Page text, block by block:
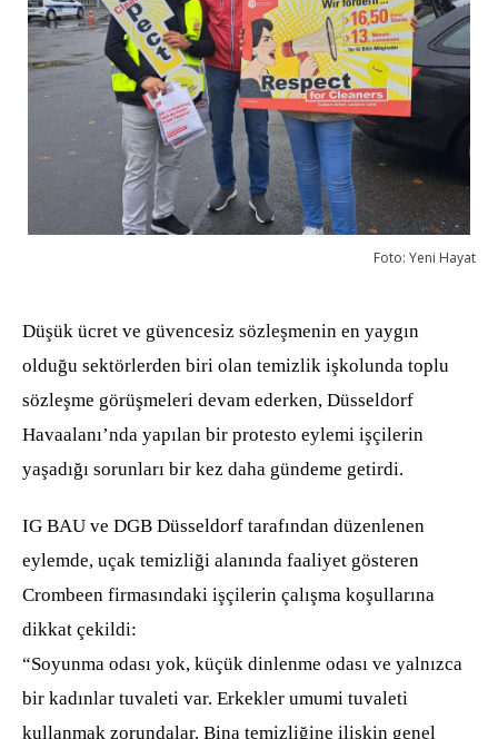
Foto: Yeni Hayat
Düşük ücret ve güvencesiz sözleşmenin en yaygın
olduğu sektörlerden biri olan temizlik işkolunda toplu
sözleşme görüşmeleri devam ederken, Düsseldorf
Havaalanı’nda yapılan bir protesto eylemi işçilerin
yaşadığı sorunları bir kez daha gündeme getirdi.
IG BAU ve DGB Düsseldorf tarafından düzenlenen
eylemde, uçak temizliği alanında faaliyet gösteren
Crombeen firmasındaki işçilerin çalışma koşullarına
dikkat çekildi:
“Soyunma odası yok, küçük dinlenme odası ve yalnızca
bir kadınlar tuvaleti var. Erkekler umumi tuvaleti
kullanmak zorundalar. Bina temizliğine ilişkin genel